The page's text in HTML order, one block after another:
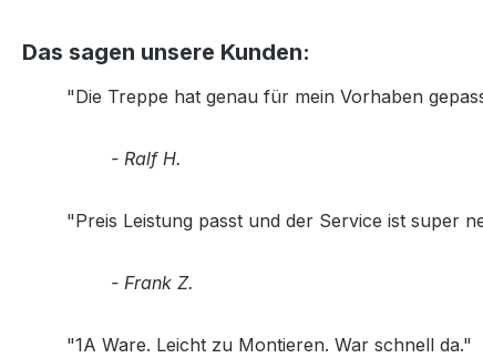
Das sagen unsere Kunden:
"Die Treppe hat genau für mein Vorhaben
- Ralf H.
"Preis Leistung passt und der Service ist super
- Frank Z.
"1A Ware. Leicht zu Montieren. War schnell da."